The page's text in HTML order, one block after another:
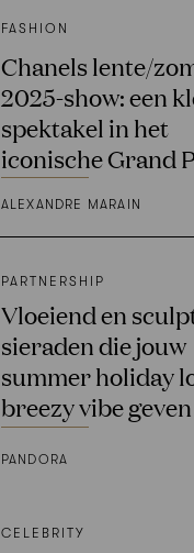
FASHION
Chanels lente/
2025-show: een
spektakel in het
iconische Grand
ALEXANDRE MARAIN
PARTNERSHIP
Vloeiend en
sieraden die jouw
summer holiday
breezy vibe geven
PANDORA
CELEBRITY